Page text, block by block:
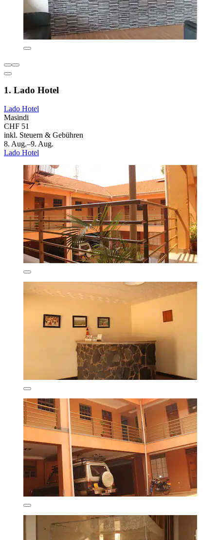
1. Lado Hotel
Lado Hotel
Masindi
CHF 51
inkl. Steuern & Gebühren
8. Aug.–9. Aug.
Lado Hotel